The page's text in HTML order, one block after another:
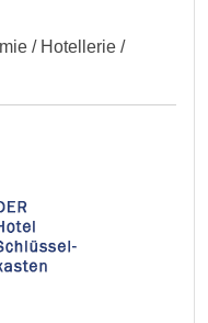
/ Hotellerie /